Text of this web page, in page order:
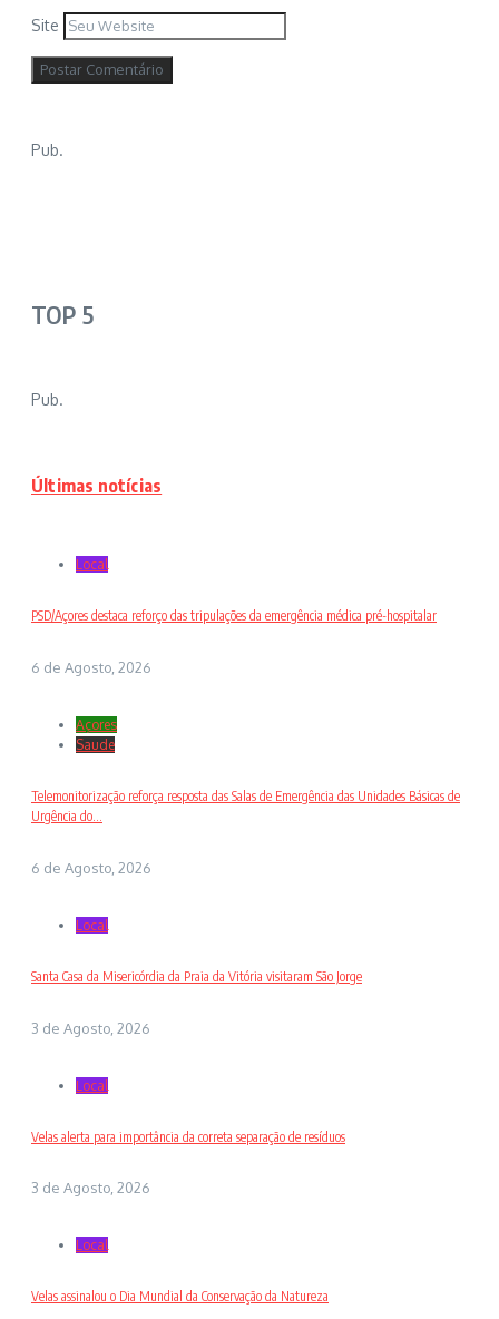
Site
Pub.
TOP 5
Pub.
Últimas notícias
Local
PSD/Açores destaca reforço das tripulações da emergência médica pré-hospitalar
6 de Agosto, 2026
Açores
Saude
Telemonitorização reforça resposta das Salas de Emergência das Unidades Básicas de
Urgência do...
6 de Agosto, 2026
Local
Santa Casa da Misericórdia da Praia da Vitória visitaram São Jorge
3 de Agosto, 2026
Local
Velas alerta para importância da correta separação de resíduos
3 de Agosto, 2026
Local
Velas assinalou o Dia Mundial da Conservação da Natureza